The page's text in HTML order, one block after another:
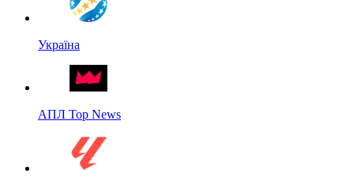
Україна
АПЛ Top News